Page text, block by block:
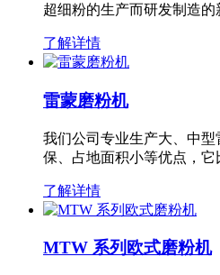
超细粉的生产而研发制造
了解详情
雷蒙磨粉机
我们公司专业生产大、中
保、占地面积小等优点，
了解详情
MTW 系列欧式磨粉机